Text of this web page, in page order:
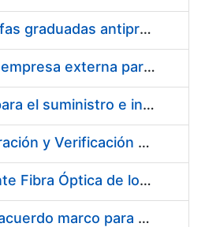
Suministro de gafas graduadas antiproyecciones para los trabajadores de la FNMT-RCM en los centros de trabajo de Madrid y Burgos
Servicios de una empresa externa para el asesoramiento y resolución de los recursos de alzada que se presentan relacionados con procesos de selección para la FNMT-RCM
Acuerdo marco para el suministro e instalación de persianas, estores y otros complementos
Servicio de Calibración y Verificación Externa de los Equipos de Medición del Servicio de Prevención de la FNMT-RCM
Conexión mediante Fibra Óptica de los Centros de Proceso de Datos (CPDs) de las sedes de la FNMT-RCM de Burgos y Madrid
Contratación de acuerdo marco para el Suministro de Material de Electricidad para la Fábrica Nacional de Moneda y Timbre-Real Casa de la Moneda en su centro de trabajo de Burgos